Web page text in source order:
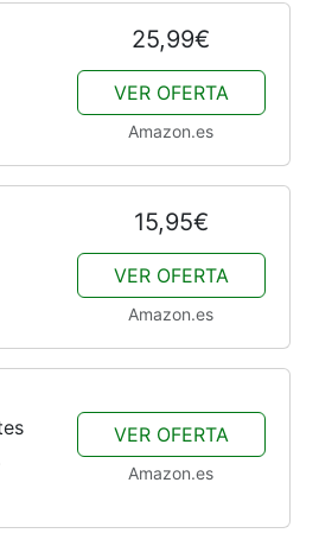
25,99€
VER OFERTA
Amazon.es
15,95€
VER OFERTA
Amazon.es
VER OFERTA
Amazon.es